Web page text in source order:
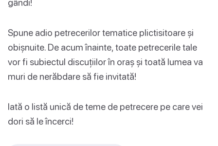
gândi!
Spune adio petrecerilor tematice plictisitoare și
obișnuite. De acum înainte, toate petrecerile tale
vor fi subiectul discuțiilor în oraș și toată lumea va
muri de nerăbdare să fie invitată!
Iată o listă unică de teme de petrecere pe care vei
dori să le încerci!